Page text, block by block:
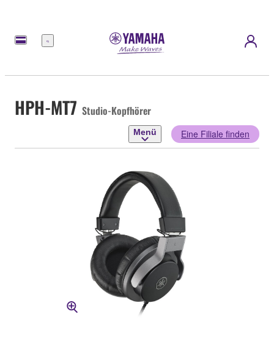
Menü
HPH-MT7 Studio-Kopfhörer
Menü Eine Filiale finden